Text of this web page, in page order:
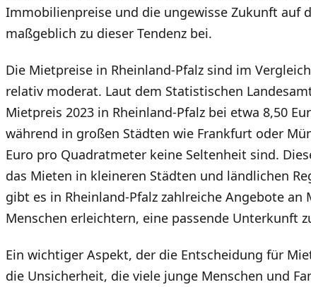
Immobilienpreise und die ungewisse Zukunft auf
maßgeblich zu dieser Tendenz bei.
Die Mietpreise in Rheinland-Pfalz sind im
relativ moderat. Laut dem Statistischen
Mietpreis 2023 in Rheinland-Pfalz bei etwa 8,50
während in großen Städten wie Frankfurt oder
Euro pro Quadratmeter keine Seltenheit sind.
das Mieten in kleineren Städten und ländlichen
gibt es in Rheinland-Pfalz zahlreiche Angebote an
Menschen erleichtern, eine passende Unterkunft
Ein wichtiger Aspekt, der die Entscheidung für
die Unsicherheit, die viele junge Menschen und